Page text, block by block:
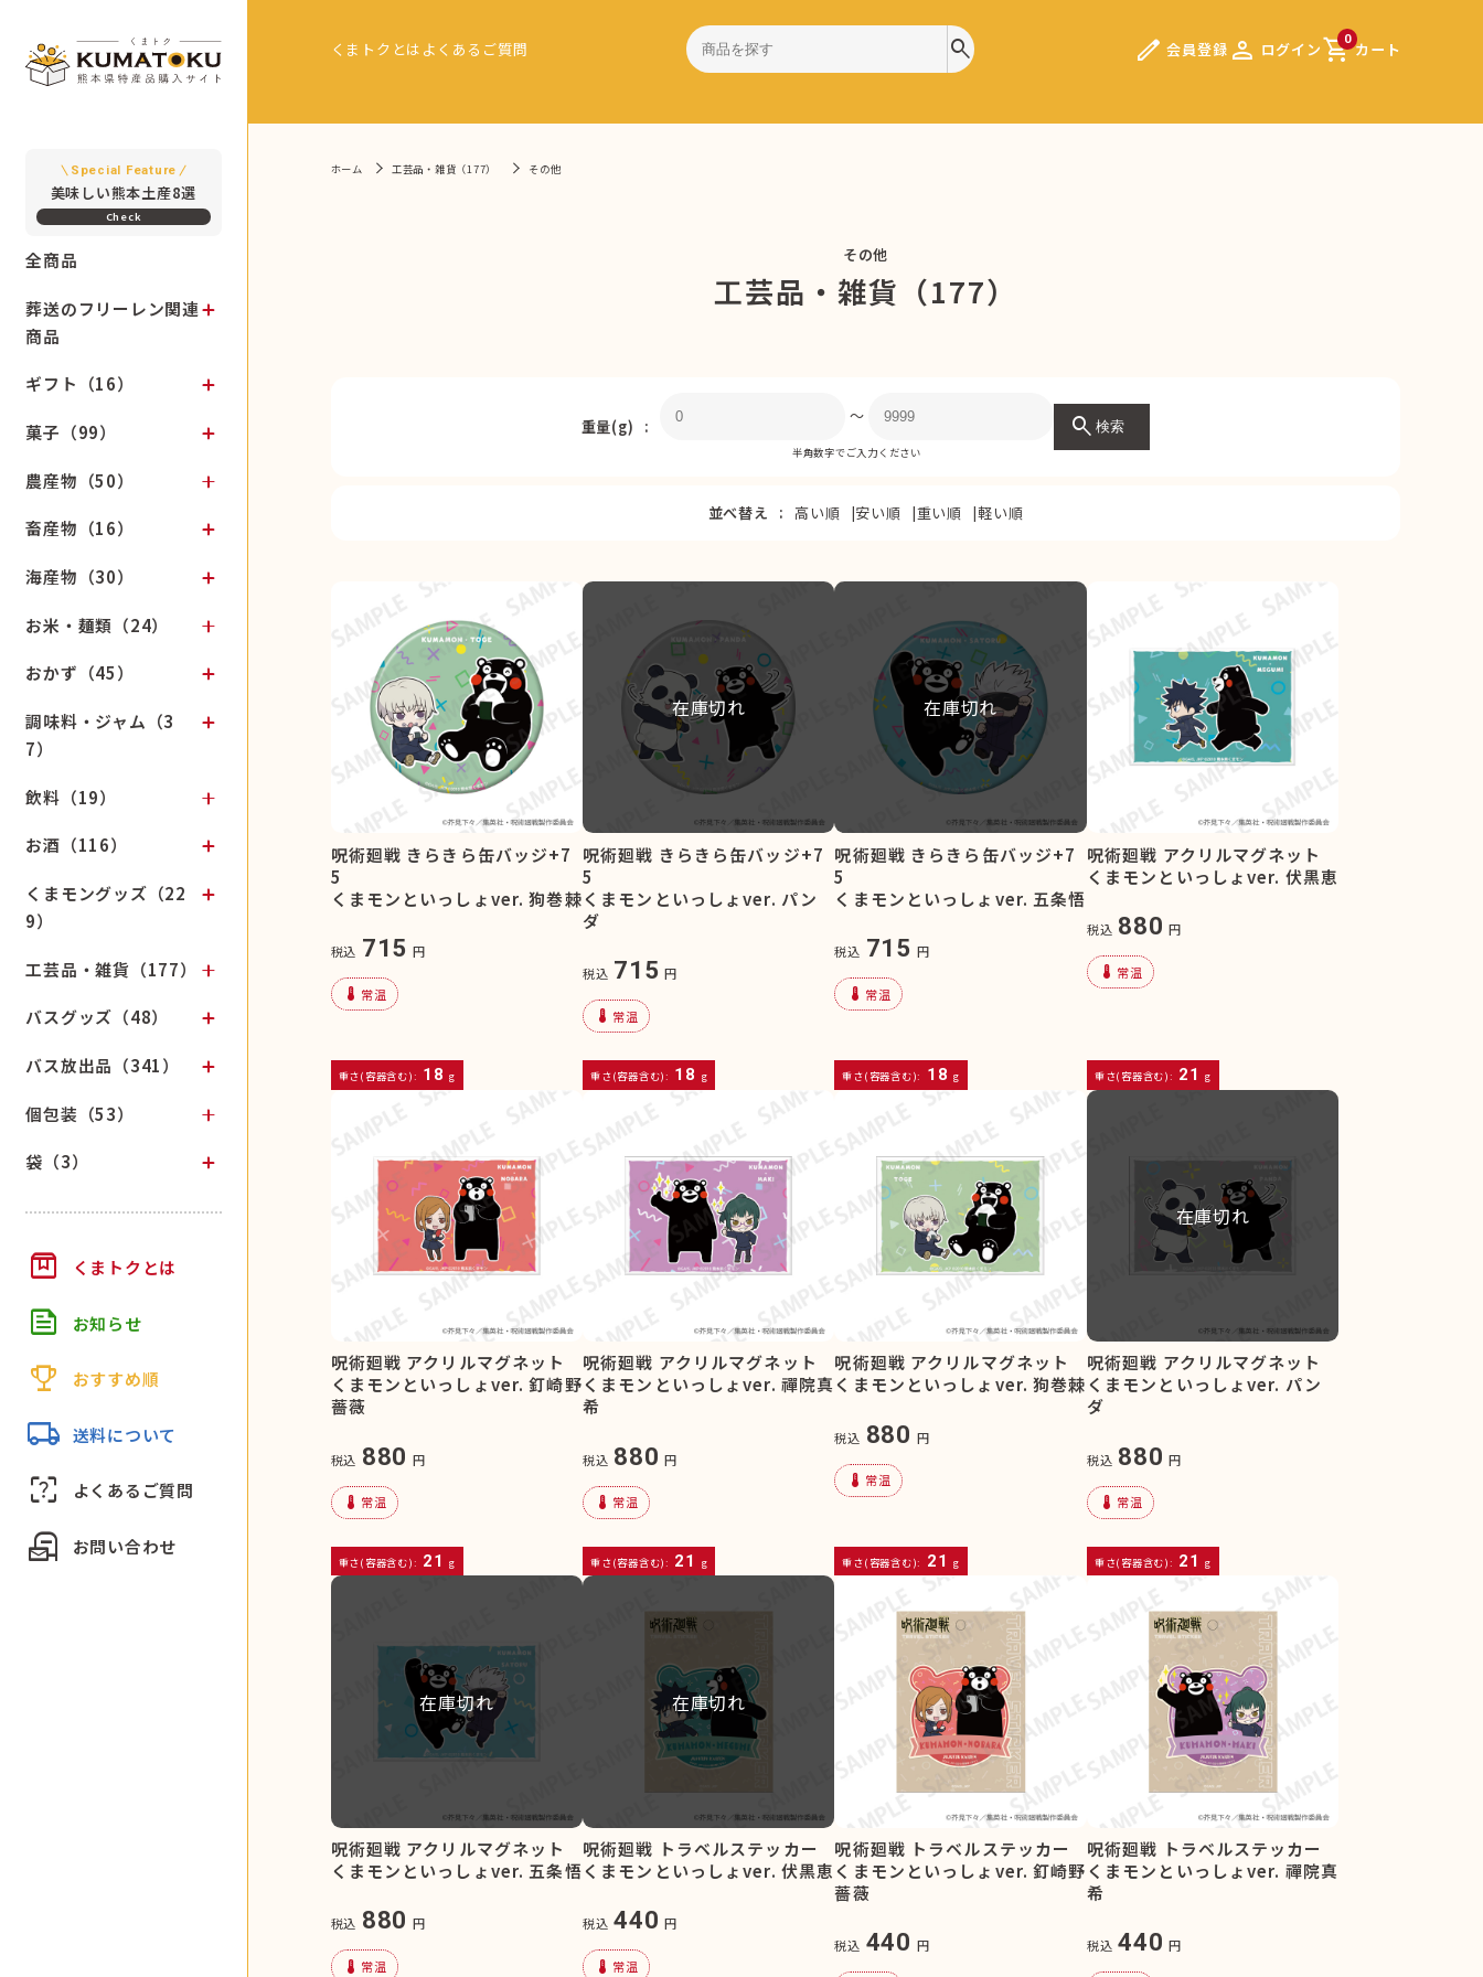
Special Feature
美味しい熊本土産8選
全商品
葬送のフリーレン関連
商品
ギフト（16）
菓子（99）
農産物（50）
畜産物（16）
海産物（30）
お米・麺類（24）
おかず（45）
調味料・ジャム（3
7）
飲料（19）
お酒（116）
くまモングッズ（22
9）
工芸品・雑貨（177）
バスグッズ（48）
バス放出品（341）
個包装（53）
袋（3）
box くまトクとは
feed お知らせ
trophy おすすめ順
local_shipping 送料について
indeterminate_question_box よくあるご質問
local_post_office お問い合わせ
くまトクとは よくあるご質問 search edit 会員登録 person ログイン 0
shopping_cartカート
ホーム 工芸品・雑貨（177） その他
その他
工芸品・雑貨（177）
重量(g)
〜
半角数字でご入力ください
search 検索
並べ替え 高い順 安い順 重い順 軽い順
呪術廻戦 きらきら缶バッジ+7
5
くまモンといっしょver. 狗巻棘
税込 715 円
device_thermostat 常温
重さ(容器含む): 18 g
在庫切れ
呪術廻戦 きらきら缶バッジ+7
5
くまモンといっしょver. パン
ダ
税込 715 円
device_thermostat 常温
重さ(容器含む): 18 g
在庫切れ
呪術廻戦 きらきら缶バッジ+7
5
くまモンといっしょver. 五条悟
税込 715 円
device_thermostat 常温
重さ(容器含む): 18 g
呪術廻戦 アクリルマグネット
くまモンといっしょver. 伏黒恵
税込 880 円
device_thermostat 常温
重さ(容器含む): 21 g
呪術廻戦 アクリルマグネット
くまモンといっしょver. 釘崎野
薔薇
税込 880 円
device_thermostat 常温
重さ(容器含む): 21 g
呪術廻戦 アクリルマグネット
くまモンといっしょver. 禪院真
希
税込 880 円
device_thermostat 常温
重さ(容器含む): 21 g
呪術廻戦 アクリルマグネット
くまモンといっしょver. 狗巻棘
税込 880 円
device_thermostat 常温
重さ(容器含む): 21 g
在庫切れ
呪術廻戦 アクリルマグネット
くまモンといっしょver. パン
ダ
税込 880 円
device_thermostat 常温
重さ(容器含む): 21 g
在庫切れ
呪術廻戦 アクリルマグネット
くまモンといっしょver. 五条悟
税込 880 円
device_thermostat 常温
在庫切れ
呪術廻戦 トラベルステッカー
くまモンといっしょver. 伏黒恵
税込 440 円
device_thermostat 常温
呪術廻戦 トラベルステッカー
くまモンといっしょver. 釘崎野
薔薇
税込 440 円
呪術廻戦 トラベルステッカー
くまモンといっしょver. 禪院真
希
税込 440 円